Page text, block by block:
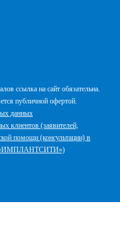
ссылка на сайт обязательна.
публичной офертой.
данных
клиентов (заявителей,
помощи (консультации) в
«ИМПЛАНТСИТИ»)